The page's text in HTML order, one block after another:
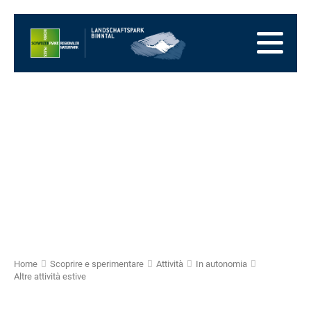
iniziale
navigazione
Home Scoprire e sperimentare Attività
In autonomia
Altre attività estive